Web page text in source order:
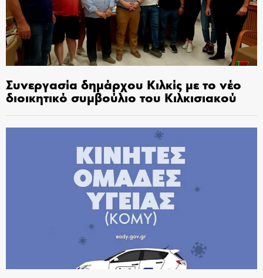
Συνεργασία δημάρχου Κιλκίς με το νέο
διοικητικό συμβούλιο του Κιλκισιακού